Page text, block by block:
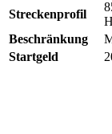
Streckenprofil
Beschränkung
Startgeld